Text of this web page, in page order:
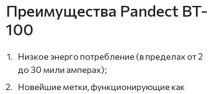
Преимущества Pandect BT-
100
Низкое энерго потребление (в пределах от 2
до 30 мили амперах);
Новейшие метки, функционирующие как